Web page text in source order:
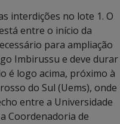
interdições no lote 1. O
entre o início da
para ampliação
Imbirussu e deve durar
é logo acima, próximo à
do Sul (Uems), onde
entre a Universidade
Coordenadoria de